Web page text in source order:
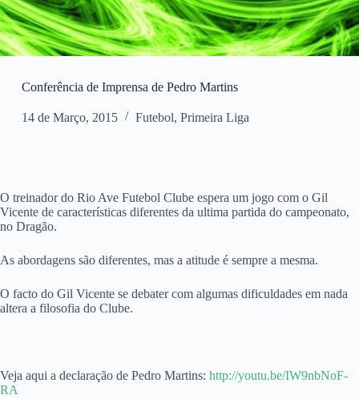
Conferência de Imprensa de Pedro Martins
14 de Março, 2015 Futebol, Primeira Liga
O treinador do Rio Ave Futebol Clube espera um jogo com o Gil
Vicente de características diferentes da ultima partida do campeonato,
no Dragão.
As abordagens são diferentes, mas a atitude é sempre a mesma.
O facto do Gil Vicente se debater com algumas dificuldades em nada
altera a filosofia do Clube.
Veja aqui a declaração de Pedro Martins: http://youtu.be/IW9nbNoF-
RA